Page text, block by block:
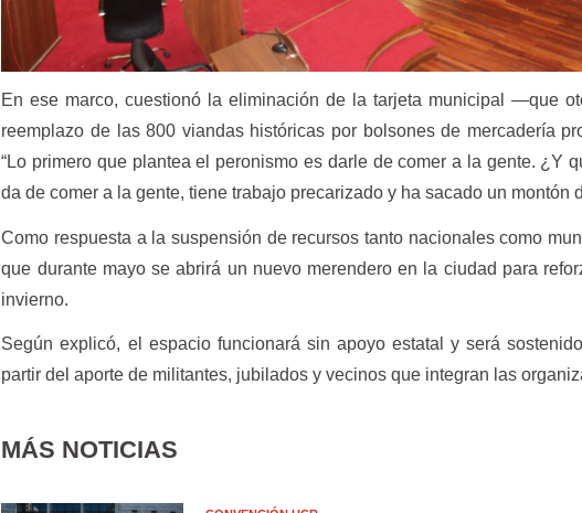
En ese marco, cuestionó la eliminación de la tarjeta municipal —que
reemplazo de las 800 viandas históricas por bolsones de mercadería
“Lo primero que plantea el peronismo es darle de comer a la gente. ¿Y
da de comer a la gente, tiene trabajo precarizado y ha sacado un montón
Como respuesta a la suspensión de recursos tanto nacionales como
que durante mayo se abrirá un nuevo merendero en la ciudad para
invierno.
Según explicó, el espacio funcionará sin apoyo estatal y será
partir del aporte de militantes, jubilados y vecinos que integran las
MÁS NOTICIAS